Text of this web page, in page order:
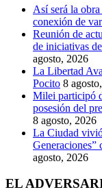
Así será la
conexión de
Reunión de
de iniciativas
agosto, 2026
La Libertad
Pocito 8
Milei participó
posesión del
8 agosto, 2026
La Ciudad
Generaciones”
agosto, 2026
EL